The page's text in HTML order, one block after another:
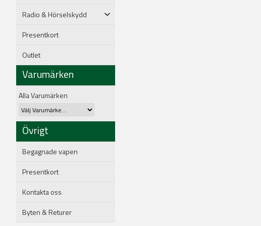
Radio & Hörselskydd
Presentkort
Outlet
Varumärken
Alla Varumärken
Övrigt
Begagnade vapen
Presentkort
Kontakta oss
Byten & Returer